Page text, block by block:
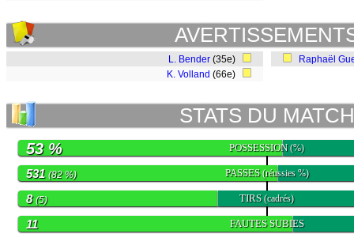
L. Bender (35e)
K. Volland (66e)
Raphaël
STATS DU MATCH
POSSESSION(%)
53 %
PASSES(réussies %)
531 (82 %)
TIRS(cadrés)
8(5)
FAUTES SUBIES
11